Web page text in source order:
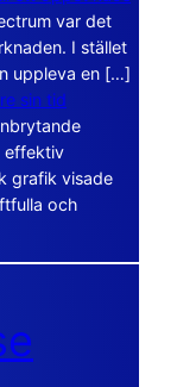
var det
I stället
uppleva en […]
sin tid
effektiv
grafik visade
och